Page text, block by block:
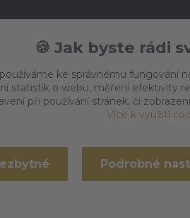
Vytvořeno na
🍪 Jak byste rádi
ke správnému fungování
statistik o webu, měření efektivity
při používání stránek, či
Více k využití
Podrobné